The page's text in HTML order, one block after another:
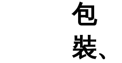
包
裝、